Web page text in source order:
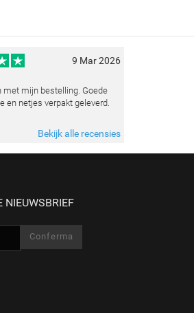
9 Mar 2026
met mijn bestelling. Goede
en netjes verpakt geleverd.
Bekijk alle recensies
NIEUWSBRIEF